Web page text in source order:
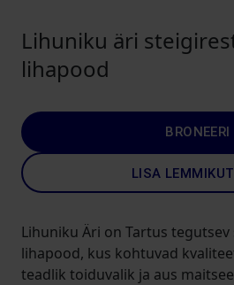
Lihuniku äri
lihapood
BRONEERI
LISA
Lihuniku Äri on Tartus
lihapood, kus kohtuvad
teadlik toiduvalik ja aus